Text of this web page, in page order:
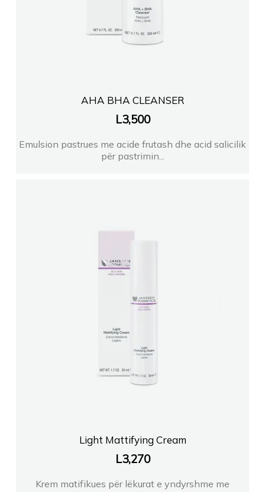
AHA BHA CLEANSER
L3,500
Emulsion pastrues me acide frutash dhe acid salicilik
për pastrimin...
Light Mattifying Cream
L3,270
Krem matifikues për lëkurat e yndyrshme me